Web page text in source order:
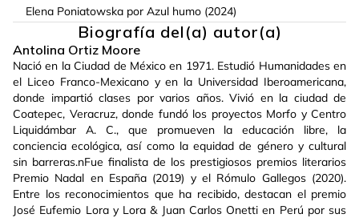
Elena Poniatowska por Azul humo (2024)
Biografía del(a) autor(a)
Antolina Ortiz Moore
Nació en la Ciudad de México en 1971. Estudió Humanidades en
el Liceo Franco-Mexicano y en la Universidad Iberoamericana,
donde impartió clases por varios años. Vivió en la ciudad de
Coatepec, Veracruz, donde fundó los proyectos Morfo y Centro
Liquidámbar A. C., que promueven la educación libre, la
conciencia ecológica, así como la equidad de género y cultural
sin barreras.nFue finalista de los prestigiosos premios literarios
Premio Nadal en España (2019) y el Rómulo Gallegos (2020).
Entre los reconocimientos que ha recibido, destacan el premio
José Eufemio Lora y Lora & Juan Carlos Onetti en Perú por sus